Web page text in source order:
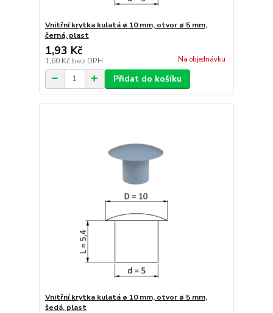
Vnitřní krytka kulatá ø 10 mm, otvor ø 5 mm,
černá, plast
1,93 Kč
1,60 Kč bez DPH Na objednávku
Přidat do košíku
Vnitřní krytka kulatá ø 10 mm, otvor ø 5 mm,
šedá, plast